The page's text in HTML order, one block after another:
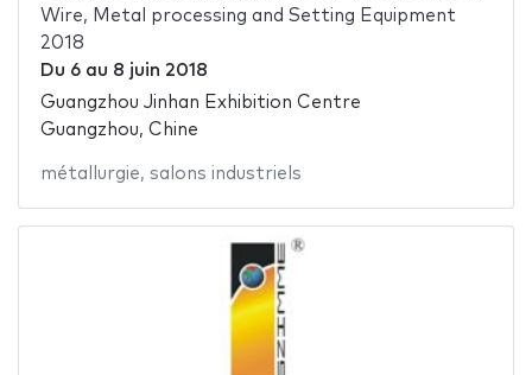
Wire, Metal processing and Setting Equipment
2018
Du 6au 8 juin 2018
Guangzhou Jinhan Exhibition Centre
Guangzhou, Chine
métallurgie, salons industriels